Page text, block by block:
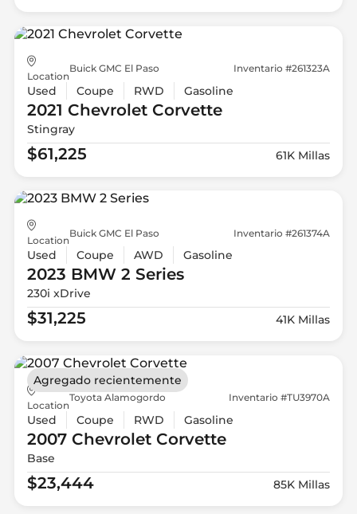
Location
Buick GMC El Paso Inventario #261323A
Used Coupe RWD Gasoline
2021 ChevroletCorvette
Stingray
$61,225 61K Millas
Location
Buick GMC El Paso Inventario #261374A
Used Coupe AWD Gasoline
2023 BMW2 Series
230i xDrive
$31,225 41K Millas
Location
Toyota Alamogordo Inventario #TU3970A
Used Coupe RWD Gasoline
2007 ChevroletCorvette
Base
$23,444 85K Millas
Agregado recientemente